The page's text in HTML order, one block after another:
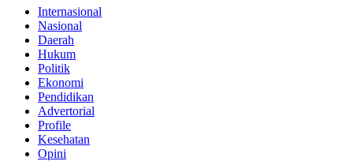
Internasional
Nasional
Daerah
Hukum
Politik
Ekonomi
Pendidikan
Advertorial
Profile
Kesehatan
Opini